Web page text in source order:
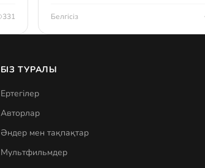
331 Белгісіз
БІЗ ТУРАЛЫ
Ертегілер
Авторлар
Әндер мен тақпақтар
Мультфильмдер